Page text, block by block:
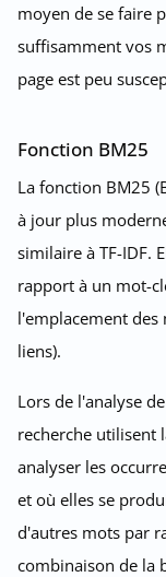
moyen de se faire
suffisamment vos
page est peu
Fonction BM25
La fonction BM25
à jour plus
similaire à TF-IDF.
rapport à un mot-
l'emplacement des
liens).
Lors de l'analyse
recherche utilisent
analyser les
et où elles se
d'autres mots par
combinaison de la